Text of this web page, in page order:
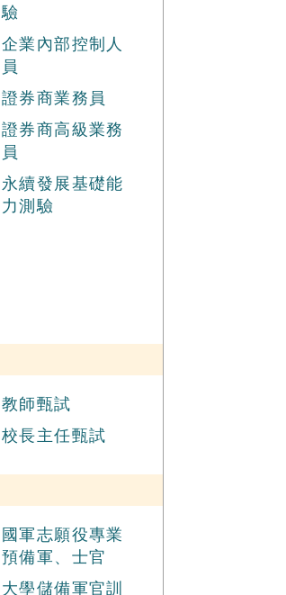
驗
企業內部控制人
員
證券商業務員
證券商高級業務
員
永續發展基礎能
力測驗
教師甄試
校長主任甄試
國軍志願役專業
預備軍、士官
大學儲備軍官訓